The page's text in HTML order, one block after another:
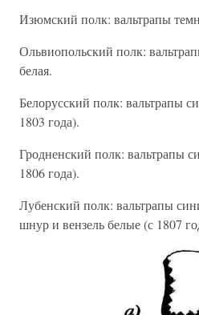
Изюмский полк: вальтрапы
Ольвиопольский полк:
белая.
Белорусский полк: вальтрапы
1803 года).
Гродненский полк: вальтрапы
1806 года).
Лубенский полк: вальтрапы
шнур и вензель белые (с 1807